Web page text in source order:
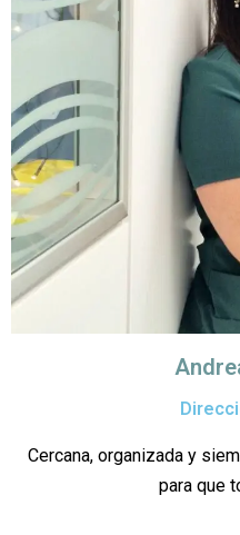
Cercana, organizada y
para que